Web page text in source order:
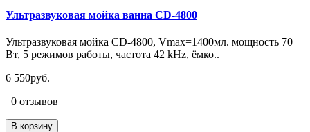
Ультразвуковая мойка ванна CD-4800
Ультразвуковая мойка CD-4800, Vmax=1400мл. мощность 70
Вт, 5 режимов работы, частота 42 kHz, ёмко..
6 550руб.
0 отзывов
В корзину